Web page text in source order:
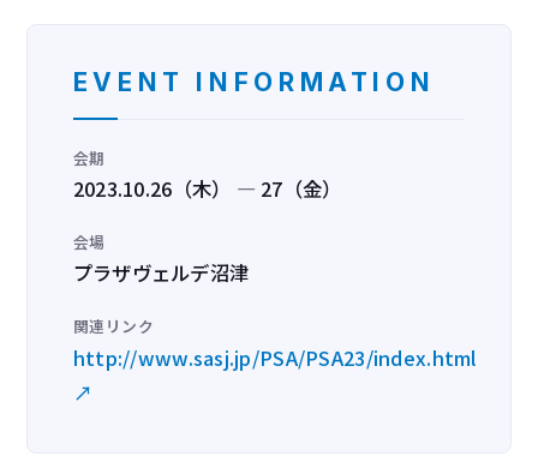
EVENT INFORMATION
会期
2023.10.26（木） — 27（金）
会場
プラザヴェルデ沼津
関連リンク
http://www.sasj.jp/PSA/PSA23/index.html
↗